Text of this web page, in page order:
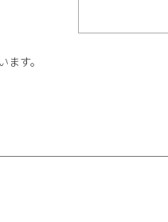
す。